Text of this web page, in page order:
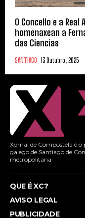
O Concello e a Real
homenaxean a
das Ciencias
SANTIAGO 13 Outubro, 2025
Xornal de Compostela é
galego de Santiago de
metropolitana
QUE É XC?
AVISO LEGAL
PUBLICIDADE